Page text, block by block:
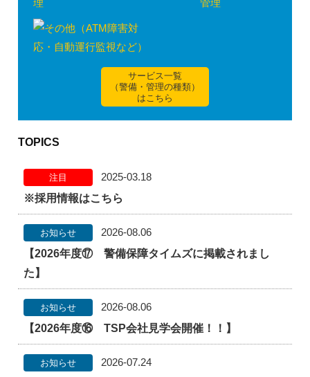
サービス一覧
（警備・管理の種類）
はこちら
TOPICS
注目
2025-03.18
※採用情報はこちら
お知らせ
2026-08.06
【2026年度⑰ 警備保障タイムズに掲載されまし
た】
お知らせ
2026-08.06
【2026年度⑯ TSP会社見学会開催！！】
お知らせ
2026-07.24